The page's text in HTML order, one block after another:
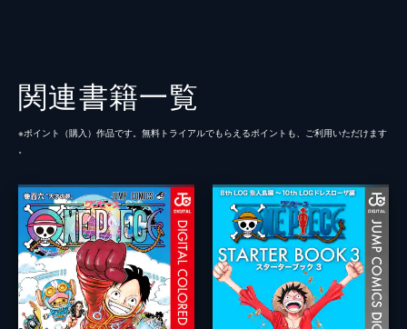
関連書籍一覧
※ポイント（購⼊）作品です。無料トライアルでもらえるポイントも、ご利⽤いただけます
。